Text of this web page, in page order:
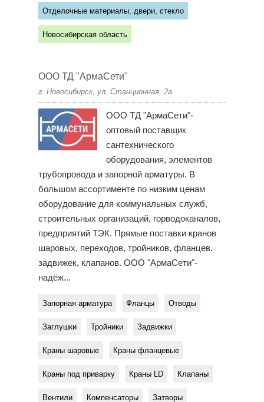
Отделочные материалы, двери, стекло
Новосибирская область
ООО ТД "АрмаСети"
г. Новосибирск, ул. Станционная, 2а
ООО ТД "АрмаСети"-
оптовый поставщик
сантехнического
оборудования, элементов
трубопровода и запорной арматуры. В
большом ассортименте по низким ценам
оборудование для коммунальных служб,
строительных организаций, горводоканалов,
предприятий ТЭК. Прямые поставки кранов
шаровых, переходов, тройников, фланцев.
задвижек, клапанов. ООО "АрмаСети"-
надёж...
Запорная арматура Фланцы Отводы
Заглушки Тройники Задвижки
Краны шаровые Краны фланцевые
Краны под приварку Краны LD Клапаны
Вентили Компенсаторы Затворы